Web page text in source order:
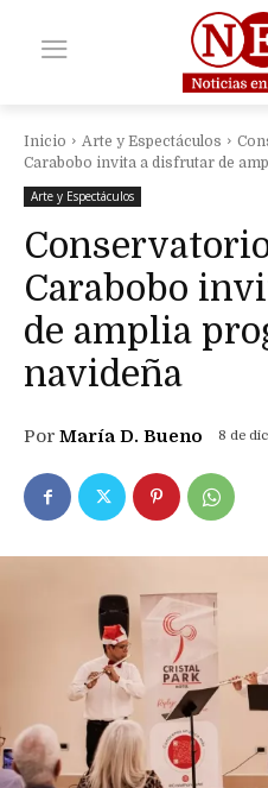
Inicio Arte y Espectáculos
Carabobo invita a disfrutar de
Arte y Espectáculos
Carabobo
de amplia
navideña
Por María D. Bueno 8 de